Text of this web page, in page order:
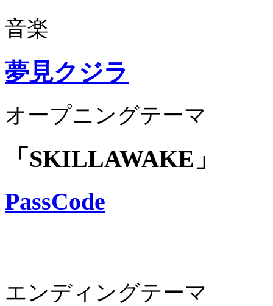
音楽
夢見クジラ
オープニングテーマ
「SKILLAWAKE」
PassCode
エンディングテーマ